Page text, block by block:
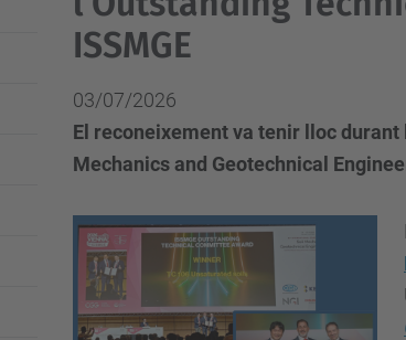
ISSMGE
03/07/2026
El reconeixement va tenir lloc
Mechanics and Geotechnical